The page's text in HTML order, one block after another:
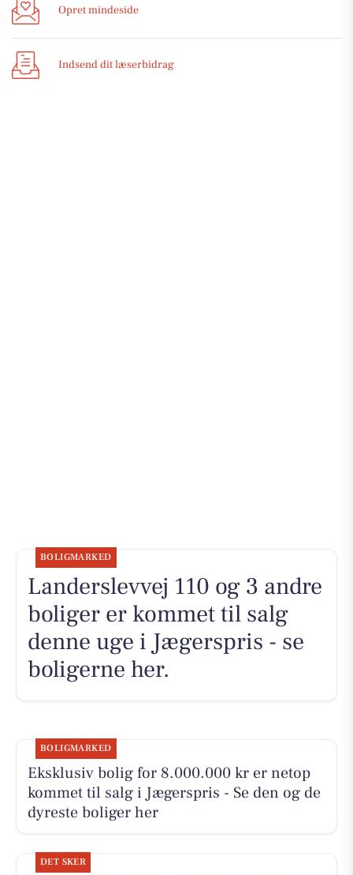
Opret mindeside
Indsend dit læserbidrag
BOLIGMARKED
Landerslevvej 110 og 3 andre
boliger er kommet til salg
denne uge i Jægerspris - se
boligerne her.
BOLIGMARKED
Eksklusiv bolig for 8.000.000 kr er netop
kommet til salg i Jægerspris - Se den og de
dyreste boliger her
DET SKER